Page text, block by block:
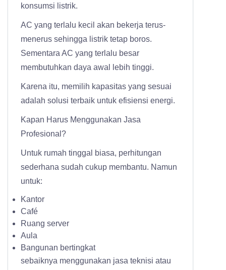
konsumsi listrik.
AC yang terlalu kecil akan bekerja terus-
menerus sehingga listrik tetap boros.
Sementara AC yang terlalu besar
membutuhkan daya awal lebih tinggi.
Karena itu, memilih kapasitas yang sesuai
adalah solusi terbaik untuk efisiensi energi.
Kapan Harus Menggunakan Jasa
Profesional?
Untuk rumah tinggal biasa, perhitungan
sederhana sudah cukup membantu. Namun
untuk:
Kantor
Café
Ruang server
Aula
Bangunan bertingkat
sebaiknya menggunakan jasa teknisi atau